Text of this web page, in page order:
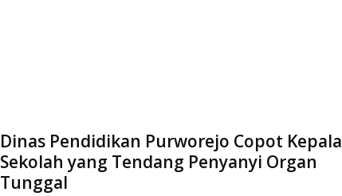
Dinas Pendidikan Purworejo Copot Kepala
Sekolah yang Tendang Penyanyi Organ
Tunggal